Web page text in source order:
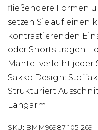
fließendere Formen
setzen Sie auf einen
kontrastierenden
oder Shorts tragen –
Mantel verleiht jeder
Sakko Design:
Strukturiert
Langarm
SKU: BMM96987-105-269